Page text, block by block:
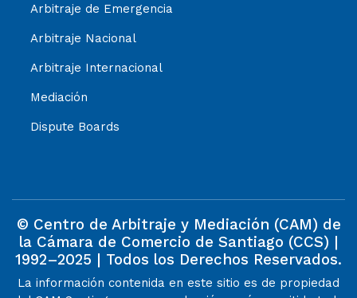
Arbitraje de Emergencia
Arbitraje Nacional
Arbitraje Internacional
Mediación
Dispute Boards
© Centro de Arbitraje y Mediación (CAM) de
la Cámara de Comercio de Santiago (CCS) |
1992–2025 | Todos los Derechos Reservados.
La información contenida en este sitio es de propiedad